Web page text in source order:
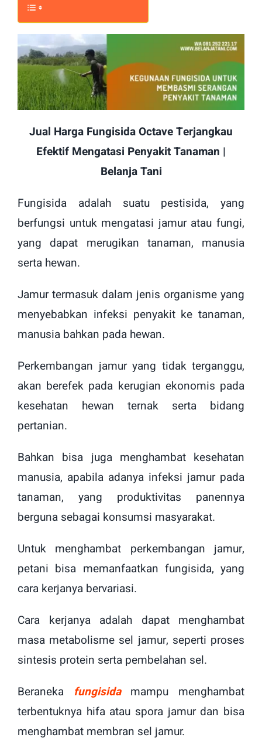
Jual Harga Fungisida Octave Terjangkau
Efektif Mengatasi Penyakit Tanaman |
Belanja Tani
Fungisida adalah suatu pestisida, yang
berfungsi untuk mengatasi jamur atau fungi,
yang dapat merugikan tanaman, manusia
serta hewan.
Jamur termasuk dalam jenis organisme yang
menyebabkan infeksi penyakit ke tanaman,
manusia bahkan pada hewan.
Perkembangan jamur yang tidak terganggu,
akan berefek pada kerugian ekonomis pada
kesehatan hewan ternak serta bidang
pertanian.
Bahkan bisa juga menghambat kesehatan
manusia, apabila adanya infeksi jamur pada
tanaman, yang produktivitas panennya
berguna sebagai konsumsi masyarakat.
Untuk menghambat perkembangan jamur,
petani bisa memanfaatkan fungisida, yang
cara kerjanya bervariasi.
Cara kerjanya adalah dapat menghambat
masa metabolisme sel jamur, seperti proses
sintesis protein serta pembelahan sel.
Beraneka fungisidamampu menghambat
terbentuknya hifa atau spora jamur dan bisa
menghambat membran sel jamur.